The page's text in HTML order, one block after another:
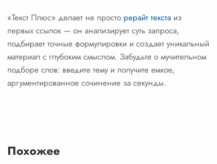
«Текст Плюс» делает не просто рерайт текста из
первых ссылок — он анализирует суть запроса,
подбирает точные формулировки и создает уникальный
материал с глубоким смыслом. Забудьте о мучительном
подборе слов: введите тему и получите емкое,
аргументированное сочинение за секунды.
Похожее